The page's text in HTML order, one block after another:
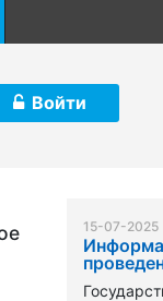
Войти
15-07-2025